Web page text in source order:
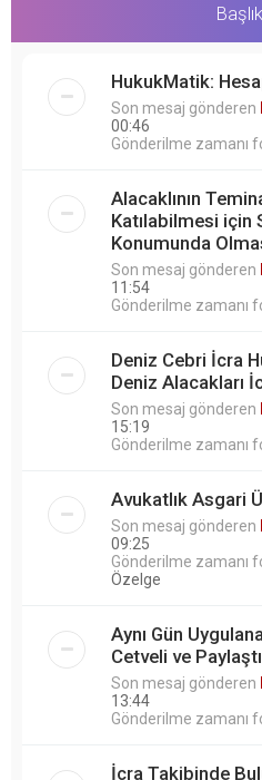
HukukMatik:
Son mesaj gönderen
00:46
Gönderilme zamanı
Alacaklının
Katılabilmesi için
Konumunda
Son mesaj gönderen
11:54
Gönderilme zamanı
Deniz Cebri İcra
Deniz Alacakları
Son mesaj gönderen
15:19
Gönderilme zamanı
Avukatlık Asgari
Son mesaj gönderen
09:25
Gönderilme zamanı
Özelge
Aynı Gün
Cetveli ve
Son mesaj gönderen
13:44
Gönderilme zamanı
İcra Takibinde